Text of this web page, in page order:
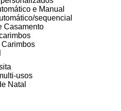
e Manual
sequencial
Casamento
usos
Natal